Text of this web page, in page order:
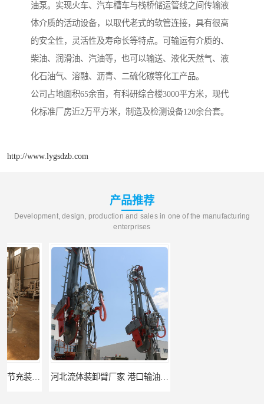
油泵。实现火车、汽车槽车与栈桥储运管线之间传输液
体介质的活动设备，以取代老式的软管连接，具有很高
的安全性，灵活性及寿命长等特点。可输运有介质的、
柴油、润滑油、汽油等，也可以输送、液化天然气、液
化石油气、溶融、沥青、二硫化碳等化工产品。
公司占地面积65余亩，有科研综合楼3000平方米，现代
化标准厂房近2万平方米，制造及检测设备120余台套。
http://www.lygsdzb.com
产品推荐
Development, design, production and sales in one of the manufacturing
enterprises
河北流体装卸臂厂家 港口输油臂 节能环保